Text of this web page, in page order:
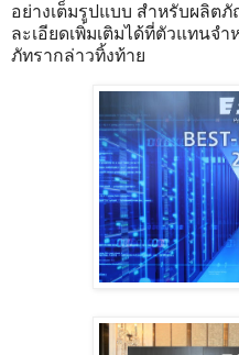
อย่างเต็มรูปแบบ สำหรับผลิต
ละเอียดเพิ่มเติมได้ที่ตัวแทนจ
ภัทรากล่าวทิ้งท้าย